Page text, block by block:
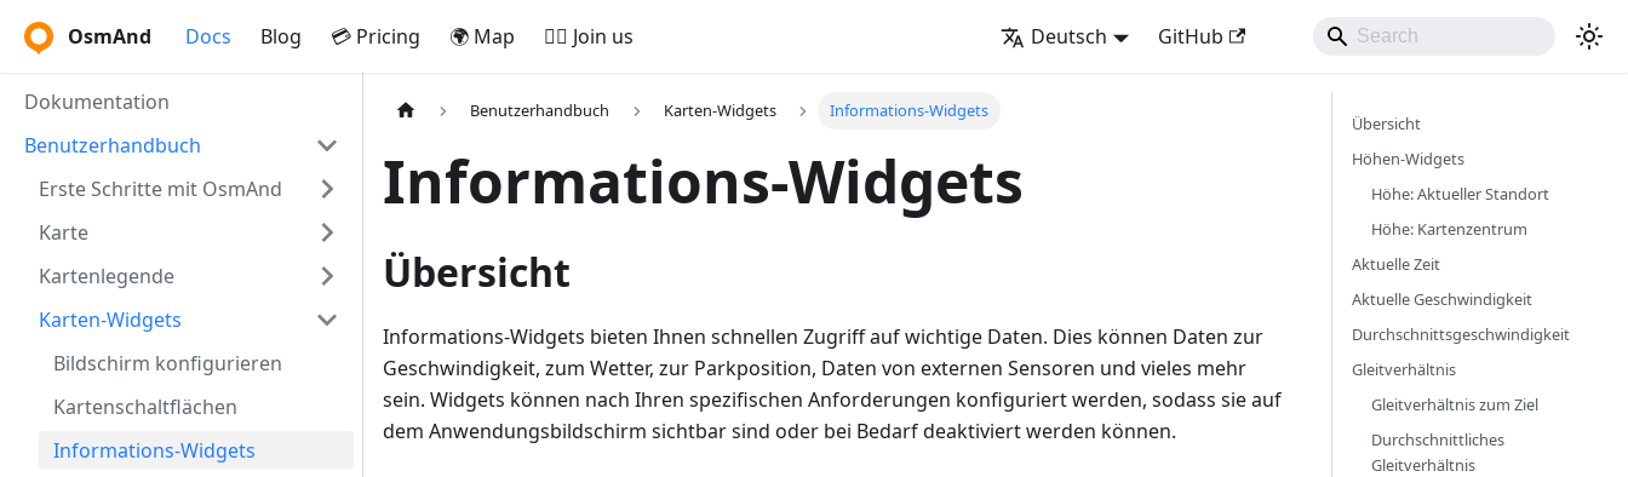
OsmAnd Docs Blog 💳 Pricing 🌍 Map 🚵‍♂️ Join us Deutsch GitHub
Dokumentation
Benutzerhandbuch
Erste Schritte mit OsmAnd
Karte
Kartenlegende
Karten-Widgets
Bildschirm konfigurieren
Kartenschaltflächen
Informations-Widgets
Benutzerhandbuch Karten-Widgets Informations-Widgets
Informations-Widgets
Übersicht
Informations-Widgets bieten Ihnen schnellen Zugriff auf wichtige Daten. Dies können Daten zur
Geschwindigkeit, zum Wetter, zur Parkposition, Daten von externen Sensoren und vieles mehr
sein. Widgets können nach Ihren spezifischen Anforderungen konfiguriert werden, sodass sie auf
dem Anwendungsbildschirm sichtbar sind oder bei Bedarf deaktiviert werden können.
Übersicht
Höhen-Widgets
Höhe: Aktueller Standort
Höhe: Kartenzentrum
Aktuelle Zeit
Aktuelle Geschwindigkeit
Durchschnittsgeschwindigkeit
Gleitverhältnis
Gleitverhältnis zum Ziel
Durchschnittliches
Gleitverhältnis